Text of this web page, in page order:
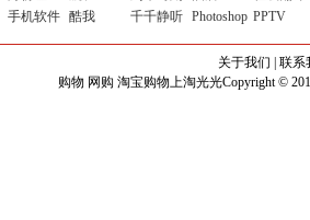
手机软件 酷我 千千静听 Photoshop PPTV
关于我们
联系
购物 网购 淘宝购物上淘光光Copyright ©